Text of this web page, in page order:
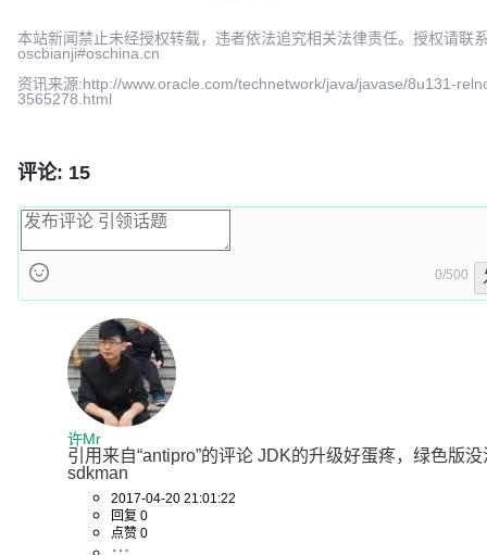
本站新闻禁止未经授权转载，违者依法追究相关法律责任。授权请联
oscbianji#oschina.cn
资讯来源:http://www.oracle.com/technetwork/java/javase/8u131-
3565278.html
评论: 15
0/500
许Mr
引用来自“antipro”的评论 JDK的升级好蛋疼，绿色版
sdkman
2017-04-20 21:01:22
回复 0
点赞 0